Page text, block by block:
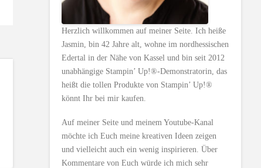
Herzlich willkommen auf meiner Seite. Ich heiße
Jasmin, bin 42 Jahre alt, wohne im nordhessischen
Edertal in der Nähe von Kassel und bin seit 2012
unabhängige Stampin’ Up!®-Demonstratorin, das
heißt die tollen Produkte von Stampin’ Up!®
könnt Ihr bei mir kaufen.
Auf meiner Seite und meinem Youtube-Kanal
möchte ich Euch meine kreativen Ideen zeigen
und vielleicht auch ein wenig inspirieren. Über
Kommentare von Euch würde ich mich sehr